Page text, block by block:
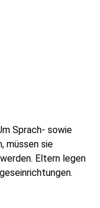
Sprach- sowie
müssen sie
Eltern legen